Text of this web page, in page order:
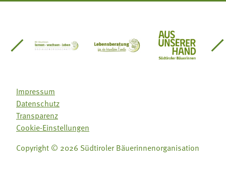
Südtirol
Gärtnervereinigung
Sozialgenossenschaft Mit Bäuerinnen lernen -
Lebensberatung für dieAus unserer
Impressum
Datenschutz
Transparenz
Cookie-Einstellungen
Copyright © 2026 Südtiroler Bäuerinnenorganisation